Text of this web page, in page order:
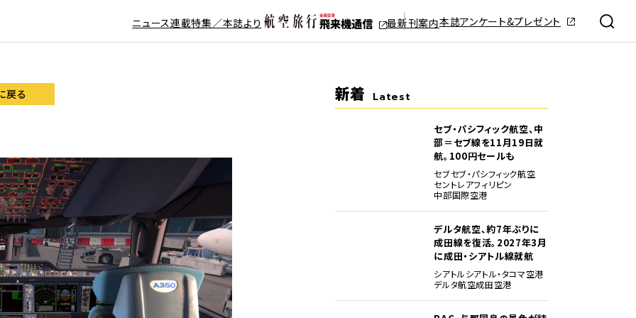
ニュース連載特集／本誌より 最新刊案内本誌アンケート&プレゼント
戻る 新着 Latest
セブ・パシフィック航空、中
部＝セブ線を11月19日就
航。100円セールも
セブセブ・パシフィック航空
セントレアフィリピン
中部国際空港
デルタ航空、約7年ぶりに
成田線を復活。2027年3月
に成田・シアトル線就航
シアトルシアトル・タコマ空港
デルタ航空成田空港